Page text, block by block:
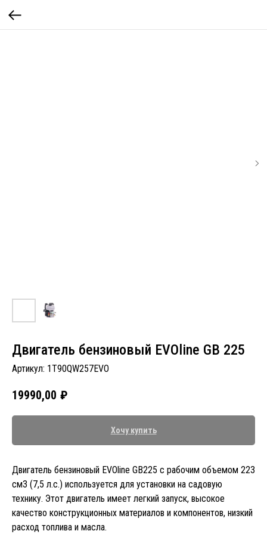
Двигатель бензиновый EVOline GB 225
Артикул: 1T90QW257EVO
19990,00 ₽
Хочу купить
Двигатель бензиновый EVOline GB225 с рабочим объемом 223
см3 (7,5 л.с.) используется для установки на садовую
технику. Этот двигатель имеет легкий запуск, высокое
качество конструкционных материалов и компонентов, низкий
расход топлива и масла.